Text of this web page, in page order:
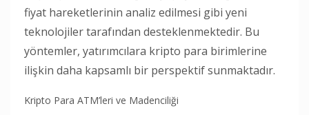
fiyat hareketlerinin analiz edilmesi gibi yeni
teknolojiler tarafından desteklenmektedir. Bu
yöntemler, yatırımcılara kripto para birimlerine
ilişkin daha kapsamlı bir perspektif sunmaktadır.
Kripto Para ATM’leri ve Madenciliği